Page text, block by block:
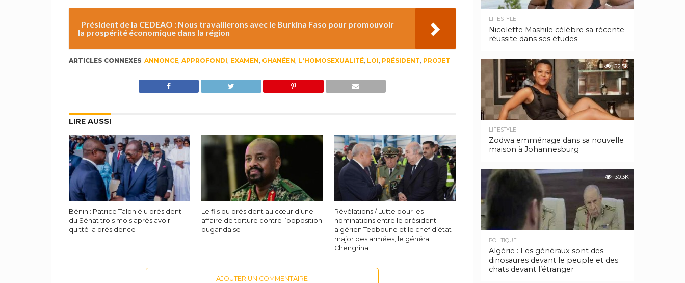
Président de la CEDEAO : Nous travaillerons avec le Burkina Faso pour promouvoir
la prospérité économique dans la région
ARTICLES CONNEXES ANNONCE, APPROFONDI EXAMEN GHANÉEN L'HOMOSEXUALITÉ, LOI PRÉSIDENT PROJET
LIRE AUSSI
Bénin : Patrice Talon élu président
du Sénat trois mois après avoir
quitté la présidence
Le fils du président au cœur d’une
affaire de torture contre l’opposition
ougandaise
Révélations / Lutte pour les
nominations entre le président
algérien Tebboune et le chef d’état-
major des armées, le général
Chengriha
AJOUTER UN COMMENTAIRE
LIFESTYLE
Nicolette Mashile célèbre sa récente
réussite dans ses études
52.5K
LIFESTYLE
Zodwa emménage dans sa nouvelle
maison à Johannesburg
30.3K
POLITIQUE
Algérie : Les généraux sont des
dinosaures devant le peuple et des
chats devant l’étranger